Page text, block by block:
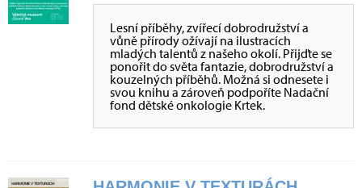
Lesní příběhy, zvířecí dobrodružství a
vůně přírody ožívají na ilustracích
mladých talentů z našeho okolí. Přijďte se
ponořit do světa fantazie, dobrodružství a
kouzelných příběhů. Možná si odnesete i
svou knihu a zároveň podpoříte Nadační
fond dětské onkologie Krtek.